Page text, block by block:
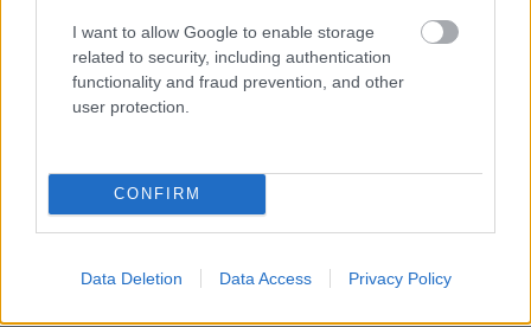
I want to allow Google to enable storage
related to security, including authentication
functionality and fraud prevention, and other
user protection.
CONFIRM
Data Deletion Data Access Privacy Policy